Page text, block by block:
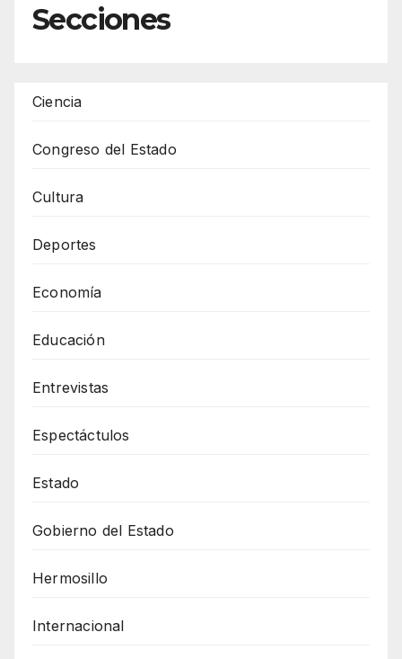
Secciones
Ciencia
Congreso del Estado
Cultura
Deportes
Economía
Educación
Entrevistas
Espectáctulos
Estado
Gobierno del Estado
Hermosillo
Internacional